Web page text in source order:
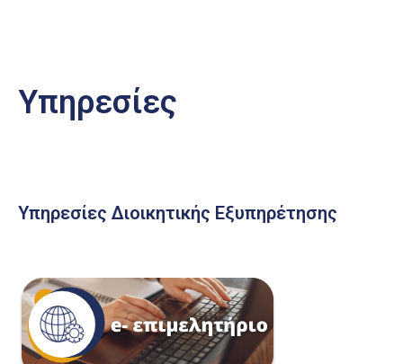
Υπηρεσίες
Υπηρεσίες Διοικητικής Εξυπηρέτησης